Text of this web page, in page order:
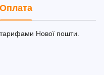
Оплата
Нової пошти.